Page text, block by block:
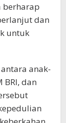
berharap
dan
untuk
anak-
BRI, dan